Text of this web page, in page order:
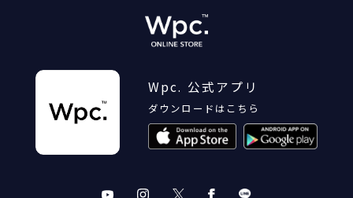
Wpc. 公式アプリ
ダウンロードはこちら